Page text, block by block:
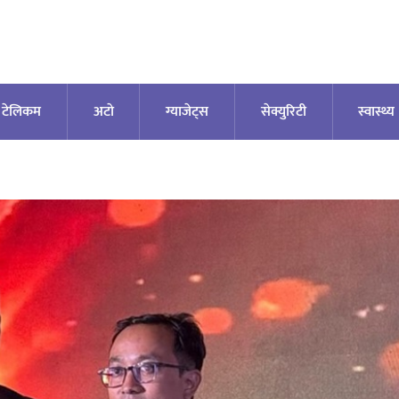
टेलिकम अटाे ग्याजेट्स सेक्युरिटी स्वास्थ्य